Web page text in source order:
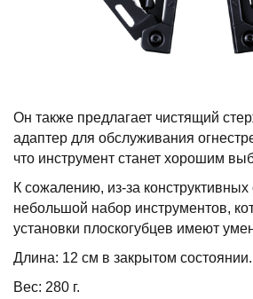
Он также предлагает чистящий
адаптер для обслуживания
что инструмент станет хорошим
К сожалению, из-за
небольшой набор инструментов,
установки плоскогубцев имеют
Длина: 12 см в закрытом состоянии.
Вес: 280 г.